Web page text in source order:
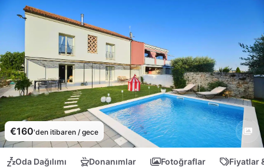
€160'den itibaren / gece
Oda Dağılımı Donanımlar Fotoğraflar Fiyatlar